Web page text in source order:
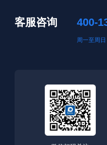
客服咨询 400-
周一至周